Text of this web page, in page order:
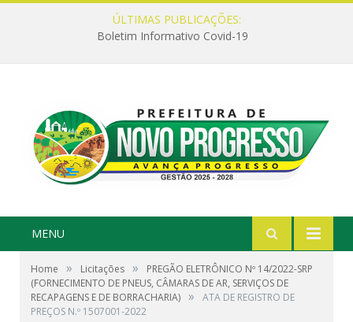
ÚLTIMAS PUBLICAÇÕES:
Boletim Informativo Covid-19
MENU
Home » Licitações »
PREGÃO ELETRÔNICO Nº 14/2022-SRP
(FORNECIMENTO DE PNEUS, CÂMARAS DE AR, SERVIÇOS DE
RECAPAGENS E DE BORRACHARIA) »
ATA DE REGISTRO DE
PREÇOS N.º 1507001-2022